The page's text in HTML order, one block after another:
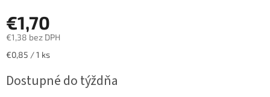
€1,70
€1,38 bez DPH
Jednotková
€0,85 / 1 ks
Dostupné do týždňa